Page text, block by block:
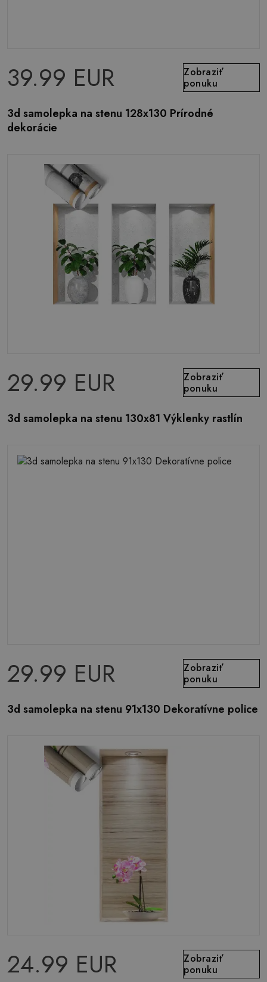
39.99 EUR
Zobraziť
ponuku
3d samolepka na stenu 128x130 Prírodné
dekorácie
29.99 EUR
Zobraziť
ponuku
3d samolepka na stenu 130x81 Výklenky rastlín
29.99 EUR
Zobraziť
ponuku
3d samolepka na stenu 91x130 Dekoratívne police
24.99 EUR
Zobraziť
ponuku